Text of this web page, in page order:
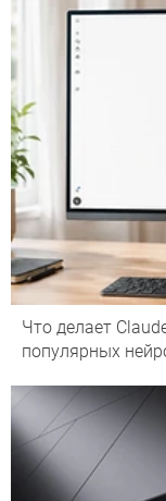
Что делает
популярных